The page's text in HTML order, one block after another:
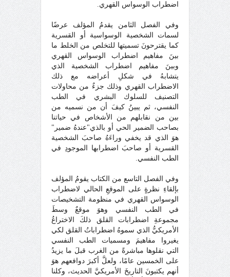
اضطراب الوسواس القهري.
وفي الفصل الثامن يقدمُ المؤلف عرضًا
لسمات الشخصية الوسواسية أو القسرية
كما يقترحونَ تسميتها للتخلص من الخلط ما
بينَ مفاهيم اضطراب الوسواس القهري
وبينَ مفاهيم اضطراب الشخصية الذي
يتشابهُ في شكلِ أعراضه مع ذلك
الاضطراب القهري وذلك جزءٌ من محاولات
التصنيف للسلوك البشري في الطب
النفسي، ثم يبينُ كيفَ أن من نسميه من
بين من نقابلهم من الأشخاص في حياتنا
بصاحب الضمير الحي أو بالذي"عندهُ ضمير"
هوَ الذي قد يخفي وراءَهُ صاحبَ الشخصية
القسرية أو صاحبَ اضطرابها الموجودِ في
الطب النفسي.
وفي الفصل التاسع من الكتاب يقومُ المؤلف
بإلقاءِ نظرةٍ على الموقعِ الحالي لاضطراب
الوسواس القهري في منظومة التشخيصات
في الطب النفسي وهوَ موقعٌ وسطَ
مجموعةِ اضطرابات القلق ذلكَ الاختراعُ
الأمريكيُّ الذي سموهُ اضطراباتُ القلق لكي
يغيروا مفاهيمَ ومسميات الطب النفسي
التي نقلوها مباشرةً من الغرب قبلَ ما يزيدُ
على الخمسين عامًا، ولعلَّ أكبرَ دوافعهم هوَ
أنهم يكتبونَ التاريخَ الأمريكيَّ الحديث، وكلنا